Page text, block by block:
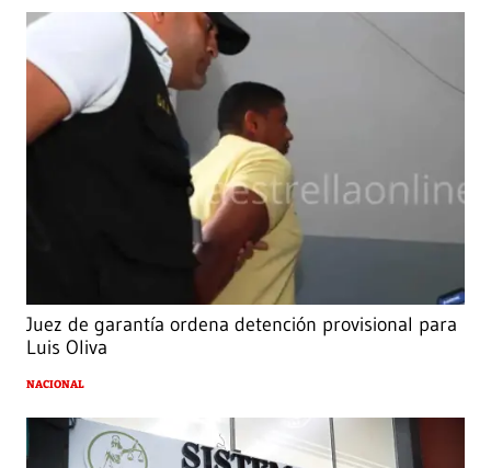
Juez de garantía ordena detención provisional para
Luis Oliva
NACIONAL